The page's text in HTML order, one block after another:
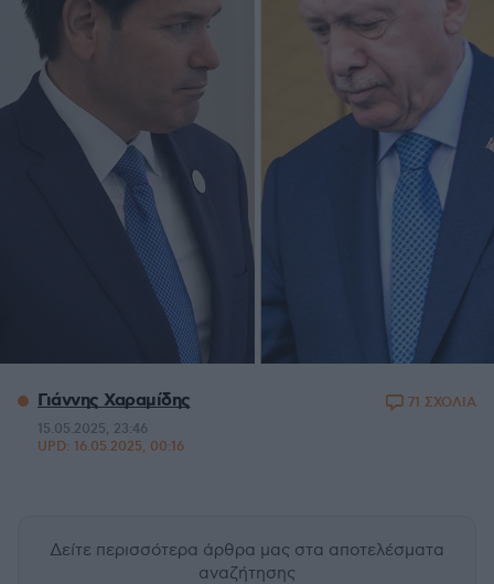
Γιάννης Χαραμίδης
15.05.2025, 23:46
UPD: 16.05.2025, 00:16
71 ΣΧΟΛΙΑ
Δείτε περισσότερα άρθρα μας στα αποτελέσματα
αναζήτησης